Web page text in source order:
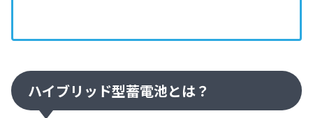
ハイブリッド型蓄電池とは？